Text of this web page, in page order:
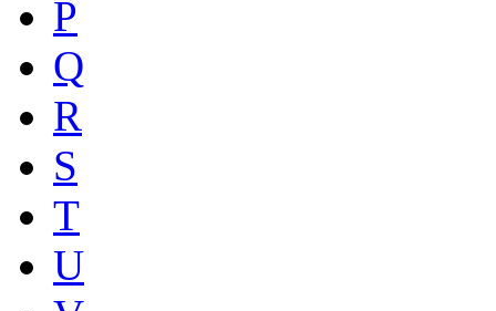
P
Q
R
S
T
U